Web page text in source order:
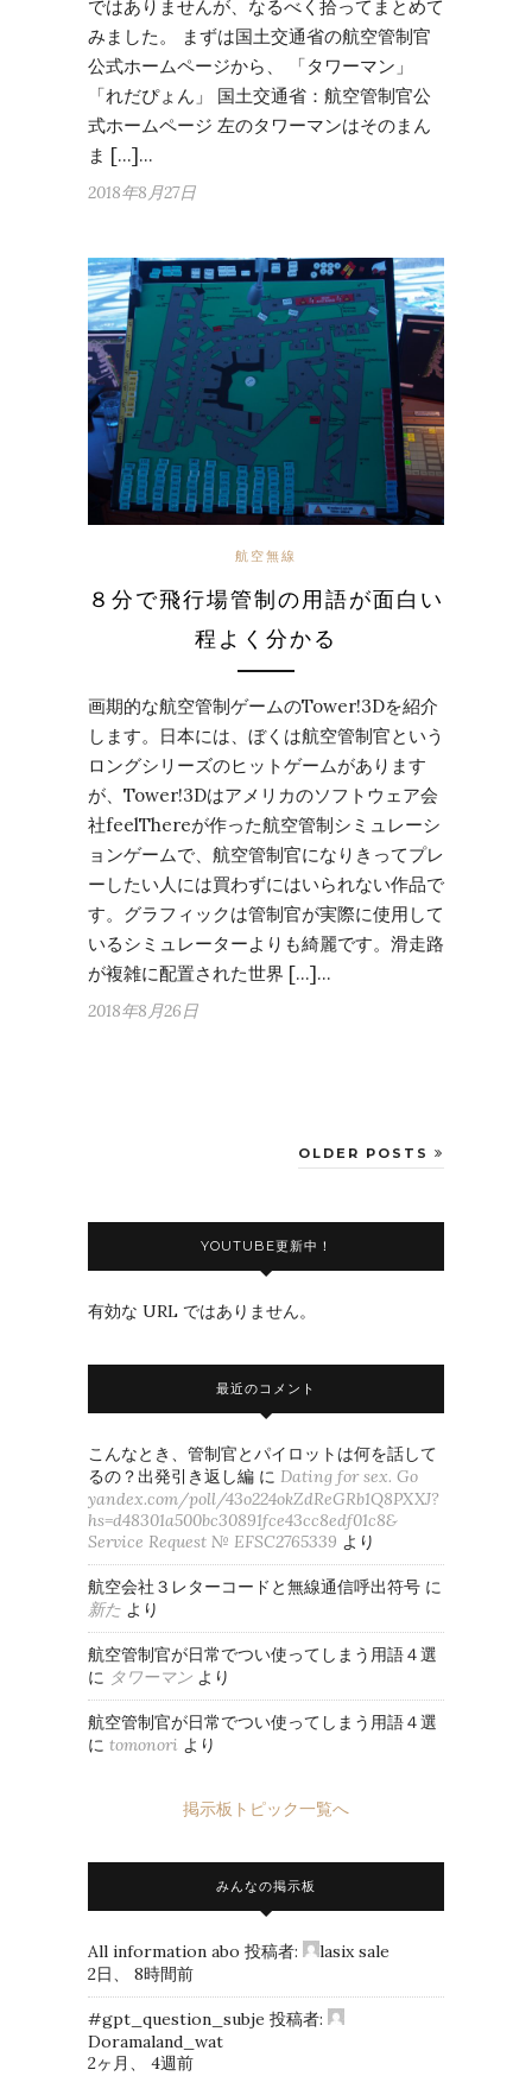
ではありませんが、なるべく拾ってまとめて
みました。 まずは国土交通省の航空管制官
公式ホームページから、 「タワーマン」
「れだぴょん」 国土交通省：航空管制官公
式ホームページ 左のタワーマンはそのまん
ま […]…
2018年8月27日
航空無線
８分で飛行場管制の用語が面白い
程よく分かる
画期的な航空管制ゲームのTower!3Dを紹介
します。日本には、ぼくは航空管制官という
ロングシリーズのヒットゲームがあります
が、Tower!3Dはアメリカのソフトウェア会
社feelThereが作った航空管制シミュレーシ
ョンゲームで、航空管制官になりきってプレ
ーしたい人には買わずにはいられない作品で
す。グラフィックは管制官が実際に使用して
いるシミュレーターよりも綺麗です。滑走路
が複雑に配置された世界 […]…
2018年8月26日
OLDER POSTS
YOUTUBE更新中！
有効な URL ではありません。
最近のコメント
こんなとき、管制官とパイロットは何を話して
るの？出発引き返し編 に Dating for sex. Go
yandex.com/poll/43o224okZdReGRb1Q8PXXJ?
hs=d48301a500bc30891fce43cc8edf01c8&
Service Request № EFSC2765339 より
航空会社３レターコードと無線通信呼出符号 に
新た より
航空管制官が日常でつい使ってしまう用語４選
に タワーマン より
航空管制官が日常でつい使ってしまう用語４選
に tomonori より
掲示板トピック一覧へ
みんなの掲示板
All information abo 投稿者:
lasix sale
2日、 8時間前
#gpt_question_subje 投稿者:
Doramaland_wat
2ヶ月、 4週前